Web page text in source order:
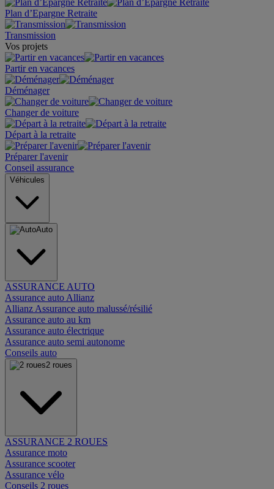
Plan d’Epargne Retraite
Transmission
Vos projets
Partir en vacances
Déménager
Changer de voiture
Départ à la retraite
Préparer l'avenir
Conseil assurance
Véhicules
Auto
ASSURANCE AUTO
Assurance auto Allianz
Allianz Assurance auto malussé/résilié
Assurance auto au km
Assurance auto électrique
Assurance auto semi autonome
Conseils auto
2 roues
ASSURANCE 2 ROUES
Assurance moto
Assurance scooter
Assurance vélo
Conseils 2 roues